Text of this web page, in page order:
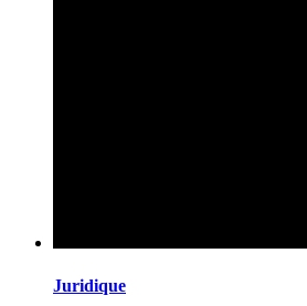
Juridique